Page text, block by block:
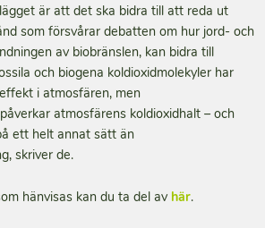
är att det ska bidra till att reda ut
som försvårar debatten om hur jord- och
av biobränslen, kan bidra till
och biogena koldioxidmolekyler har
i atmosfären, men
atmosfärens koldioxidhalt – och
ett helt annat sätt än
skriver de.
hänvisas kan du ta del av här.